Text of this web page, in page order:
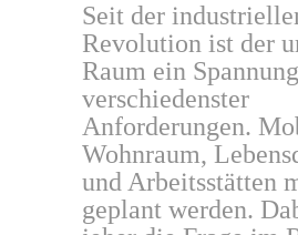
Seit der
Revolution ist der
Raum ein
verschiedenster
Anforderungen.
Wohnraum,
und Arbeitsstätten
geplant werden.